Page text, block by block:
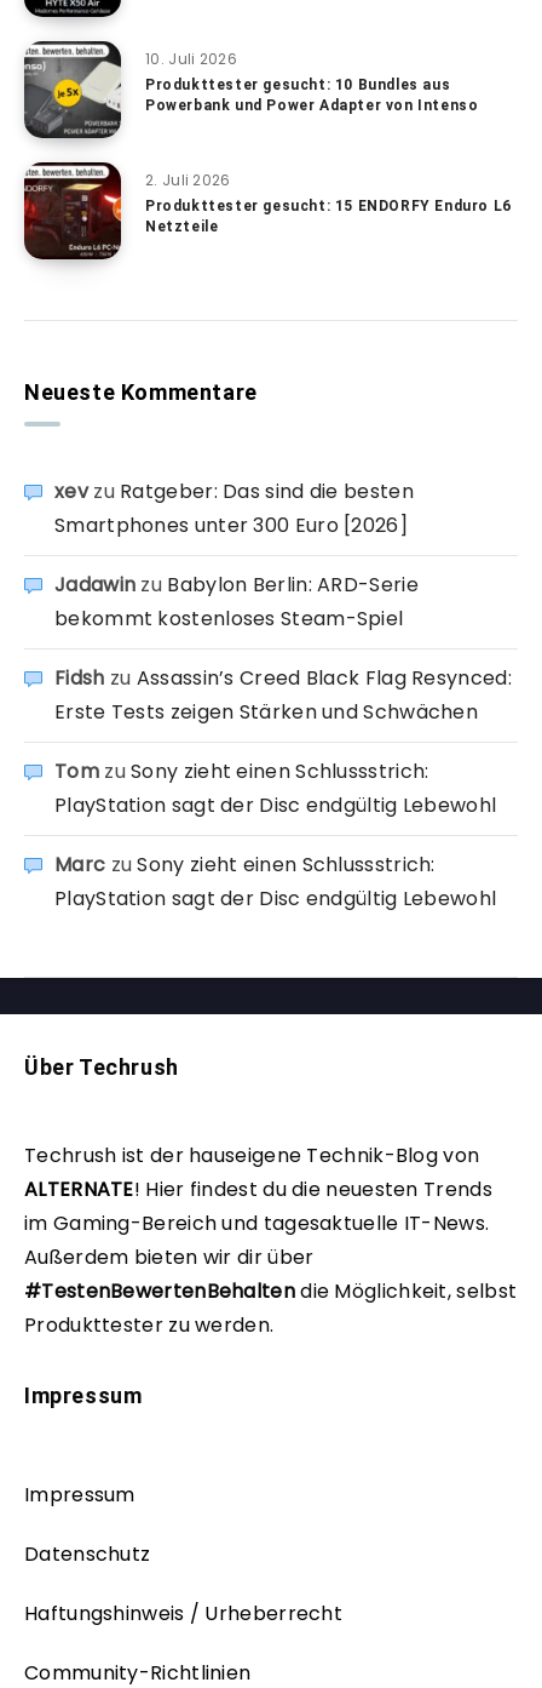
10. Juli 2026
Produkttester gesucht: 10 Bundles aus
Powerbank und Power Adapter von Intenso
2. Juli 2026
Produkttester gesucht: 15 ENDORFY Enduro L6
Netzteile
Neueste Kommentare
xevzu Ratgeber: Das sind die besten
Smartphones unter 300 Euro [2026]
Jadawin zu Babylon Berlin: ARD-Serie
bekommt kostenloses Steam-Spiel
Fidsh zu Assassin’s Creed Black Flag Resynced:
Erste Tests zeigen Stärken und Schwächen
TomzuSony zieht einen Schlussstrich:
PlayStation sagt der Disc endgültig Lebewohl
Marc zuSony zieht einen Schlussstrich:
PlayStation sagt der Disc endgültig Lebewohl
Über Techrush
Techrush ist der hauseigene Technik-Blog von
ALTERNATE! Hier findest du die neuesten Trends
im Gaming-Bereich und tagesaktuelle IT-News.
Außerdem bieten wir dir über
#TestenBewertenBehaltendie Möglichkeit, selbst
Produkttester zu werden.
Impressum
Impressum
Datenschutz
Haftungshinweis / Urheberrecht
Community-Richtlinien